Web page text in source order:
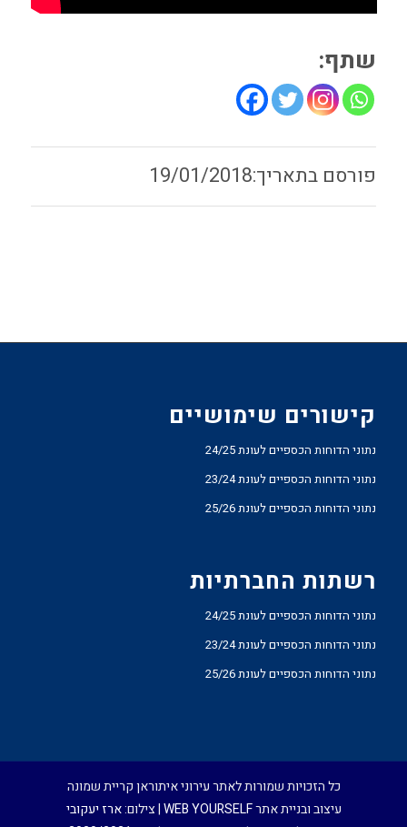
שתף:
19/01/2018
קישורים שימושיים
נתוני הדוחות הכספיים לעונת 24/25
נתוני הדוחות הכספיים לעונת 23/24
נתוני הדוחות הכספיים לעונת 25/26
רשתות החברתיות
נתוני הדוחות הכספיים לעונת 24/25
נתוני הדוחות הכספיים לעונת 23/24
נתוני הדוחות הכספיים לעונת 25/26
כל הזכויות שמורות לאתר עירוני איתוראן קריית שמונה
עיצוב ובניית אתרWEB YOURSELF| צילום:ארז יעקובי